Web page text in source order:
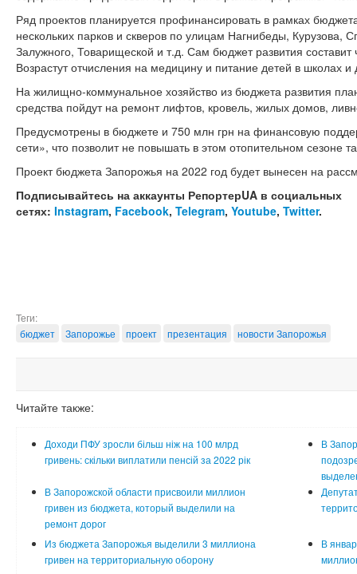
Ряд проектов планируется профинансировать в рамках
нескольких парков и скверов по улицам Нагнибеды, Курузова,
Залужного, Товарищеской и т.д. Сам бюджет развития
Возрастут отчисления на медицину и питание детей в школах и
На жилищно-коммунальное хозяйство из бюджета развития
средства пойдут на ремонт лифтов, кровель, жилых домов,
Предусмотрены в бюджете и 750 млн грн на финансовую
сети», что позволит не повышать в этом отопительном сезоне
Проект бюджета Запорожья на 2022 год будет вынесен на
Подписывайтесь на аккаунты РепортерUA в социальных
сетях: Instagram, Facebook, Telegram, Youtube, Twitter.
Теги:
бюджет
Запорожье проект презентация новости Запорожья
Читайте также:
Доходи ПФУ зросли більш ніж на 100 млрд
гривень: скільки виплатили пенсій за 2022 рік
В
В Запорожской области присвоили миллион
гривен из бюджета, который выделили на
ремонт дорог
Из бюджета Запорожья выделили 3 миллиона
гривен на территориальную оборону
В